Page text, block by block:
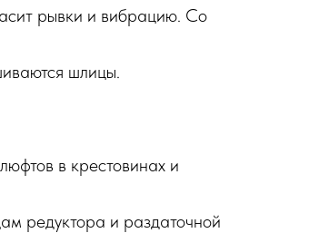
рывки и вибрацию. Со
шлицы.
в крестовинах и
редуктора и раздаточной